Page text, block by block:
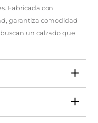
Fabricada con
garantiza comodidad
un calzado que